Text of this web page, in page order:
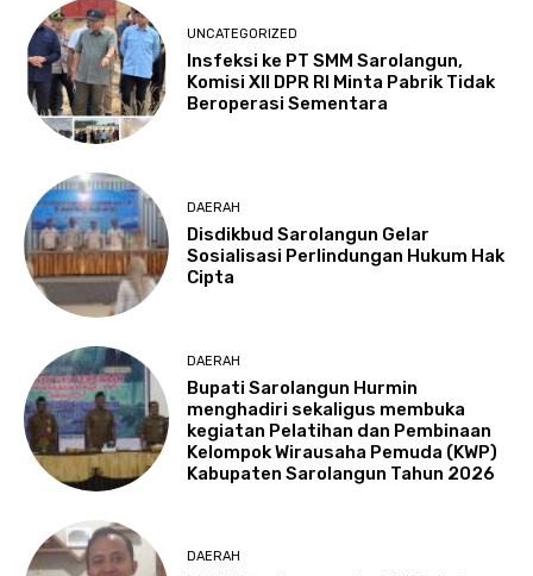
UNCATEGORIZED
Insfeksi ke PT SMM Sarolangun,
Komisi XII DPR RI Minta Pabrik Tidak
Beroperasi Sementara
DAERAH
Disdikbud Sarolangun Gelar
Sosialisasi Perlindungan Hukum Hak
Cipta
DAERAH
Bupati Sarolangun Hurmin
menghadiri sekaligus membuka
kegiatan Pelatihan dan Pembinaan
Kelompok Wirausaha Pemuda (KWP)
Kabupaten Sarolangun Tahun 2026
DAERAH